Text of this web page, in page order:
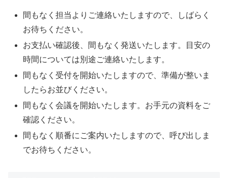
間もなく担当よりご連絡いたしますので、しばらく
お待ちください。
お支払い確認後、間もなく発送いたします。目安の
時間については別途ご連絡いたします。
間もなく受付を開始いたしますので、準備が整いま
したらお並びください。
間もなく会議を開始いたします。お手元の資料をご
確認ください。
間もなく順番にご案内いたしますので、呼び出しま
でお待ちください。